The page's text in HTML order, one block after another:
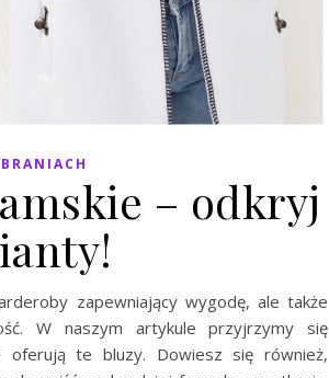
– odkryj
zapewniający wygodę, ale także
W naszym artykule przyjrzymy się
oferują te bluzy. Dowiesz się również,